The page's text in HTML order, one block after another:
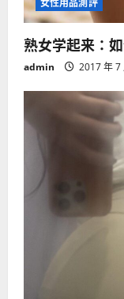
女性用品測評
熟女学起来：
admin 2017 年 7